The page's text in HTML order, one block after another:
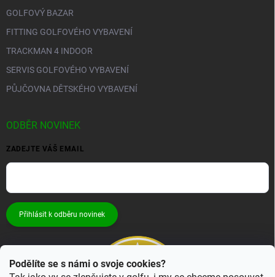
Podělíte se s námi o svoje cookies?
GOLFOVÝ BAZAR
FITTING GOLFOVÉHO VYBAVENÍ
TRACKMAN 4 INDOOR
SERVIS GOLFOVÉHO VYBAVENÍ
PŮJČOVNA DĚTSKÉHO VYBAVENÍ
ODBĚR NOVINEK
ZADEJTE VÁŠ EMAIL
Přihlásit k odběru novinek